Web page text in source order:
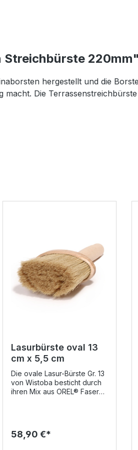
Streichbürste 220mm"
hergestellt und die
Die
Lasurbürste oval 13
cm x 5,5 cm
Die ovale Lasur-Bürste Gr. 13
von Wistoba besticht durch
ihren Mix aus OREL® Fasern
Streichen schön
58,90 €*